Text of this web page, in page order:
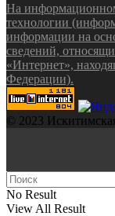
На
технологии
информации на
сведений,
«Интернет»,
Федерации).
© 2023
No Result
View All Result